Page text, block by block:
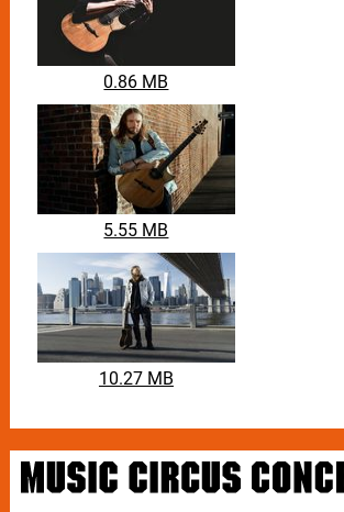
0.86 MB
5.55 MB
10.27 MB